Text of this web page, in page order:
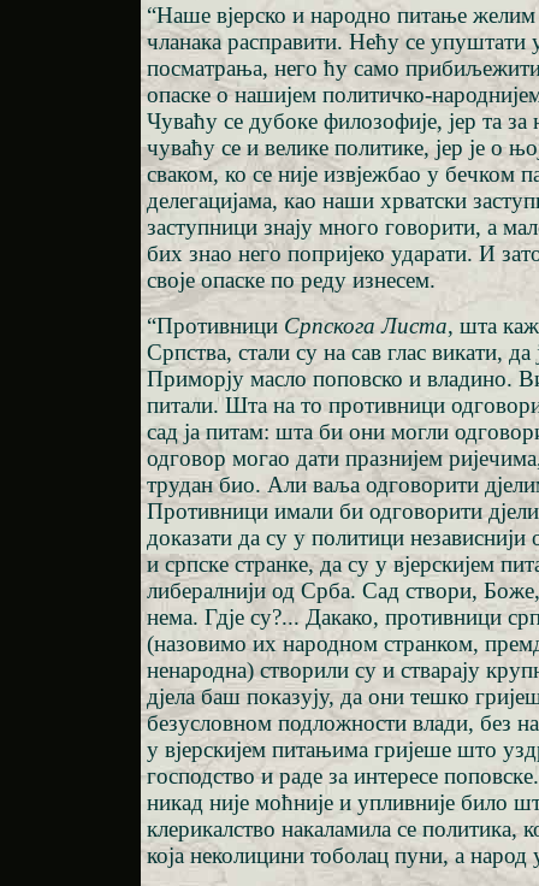
“Наше вјерско и народно питање
чланака расправити. Нећу се упуштати
посматрања, него ћу само
опаске о нашијем политичко-
Чуваћу се дубоке филозофије, јер та за
чуваћу се и велике политике, јер је о
сваком, ко се није извјежбао у бечком
делегацијама, као наши хрватски
заступници знају много говорити, а
бих знао него попријеко ударати. И
своје опаске по реду изнесем.
“Противници Српскога Листа, шта
Српства, стали су на сав глас викати, да
Приморју масло поповско и владино.
питали. Шта на то противници
сад ја питам: шта би они могли
одговор могао дати празнијем
трудан био. Али ваља одговорити
Противници имали би одговорити
доказати да су у политици независнији
и српске странке, да су у вјерскијем
либералнији од Срба. Сад створи, Боже,
нема. Гдје су?... Дакако, противници
(назовимо их народном странком,
ненародна) створили су и стварају
дјела баш показују, да они тешко
безусловном подложности влади, без
у вјерскијем питањима гријеше што
господство и раде за интересе
никад није моћније и упливније било
клерикалство накаламила се политика,
која неколицини тоболац пуни, а народ